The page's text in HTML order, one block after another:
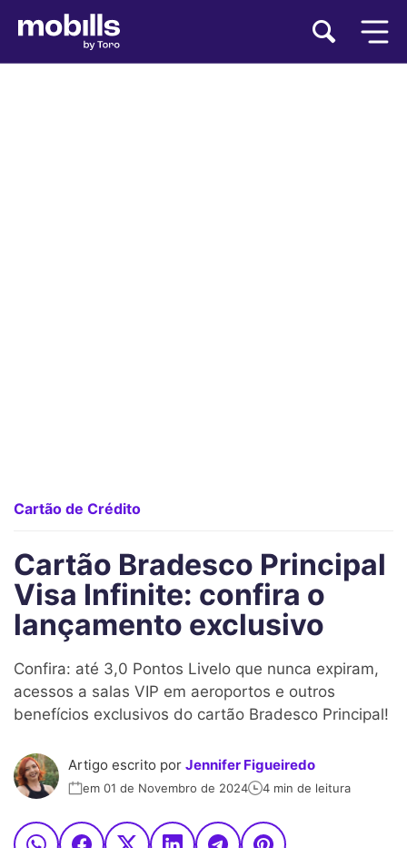
Cartão de Crédito
Cartão Bradesco Principal
Visa Infinite: confira o
lançamento exclusivo
Confira: até 3,0 Pontos Livelo que nunca expiram,
acessos a salas VIP em aeroportos e outros
benefícios exclusivos do cartão Bradesco Principal!
Artigo escrito por Jennifer Figueiredo
em 01 de Novembro de 2024 4 min de leitura